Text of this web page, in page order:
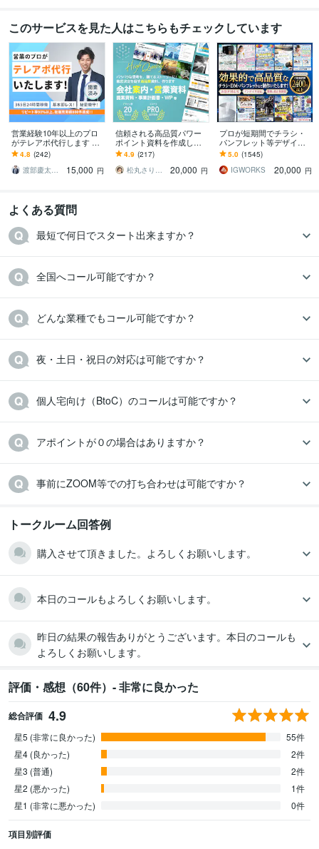
このサービスを見た人はこちらもチェックしています
営業経験10年以上のプロ
がテレアポ代行します ア
ポ取得に拘ったテレアポ
をします！都度振り返り
を行います！
4.8 (242)
渡部慶太【営業代行のプロ】
15,000 円
信頼される高品質パワー
ポイント資料を作成しま
す 企画・ライティング・
デザインまで。営業に強
い資料を作ります。
4.9 (217)
松丸さりり｜シネステティカ
20,000 円
プロが短期間でチラシ・
パンフレット等デザイン
します 名刺、ショップカ
ード、DMなど印刷物なら
何でも対応可能です
5.0 (1545)
IGWORKS
20,000 円
よくある質問
最短で何日でスタート出来ますか？
全国へコール可能ですか？
どんな業種でもコール可能ですか？
夜・土日・祝日の対応は可能ですか？
個人宅向け（BtoC）のコールは可能ですか？
アポイントが０の場合はありますか？
事前にZOOM等での打ち合わせは可能ですか？
トークルーム回答例
購入させて頂きました。よろしくお願いします。
本日のコールもよろしくお願いします。
昨日の結果の報告ありがとうございます。本日のコールも
よろしくお願いします。
評価・感想（60件）- 非常に良かった
総合評価 4.9
星5 (非常に良かった)
55件
星4 (良かった)
2件
星3 (普通)
2件
星2 (悪かった)
1件
星1 (非常に悪かった)
0件
項目別評価